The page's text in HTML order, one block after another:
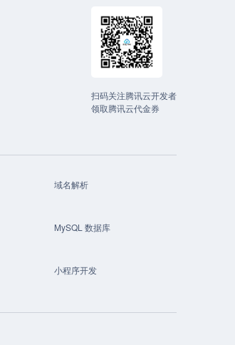
扫码关注腾讯云开发者
领取腾讯云代金券
域名解析
MySQL 数据库
小程序开发